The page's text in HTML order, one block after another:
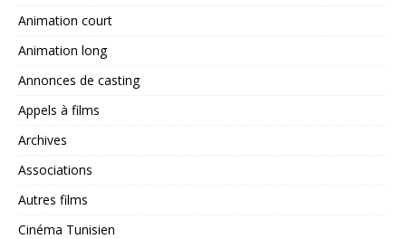
Animation court
Animation long
Annonces de casting
Appels à films
Archives
Associations
Autres films
Cinéma Tunisien